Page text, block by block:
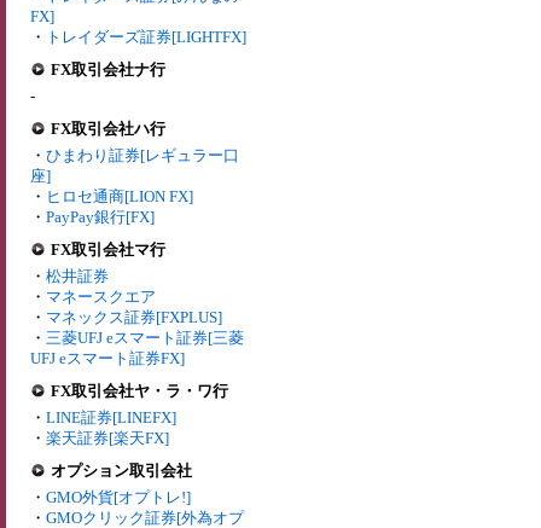
FX]
・ トレイダーズ証券[LIGHTFX]
FX取引会社ナ行
-
FX取引会社ハ行
・ ひまわり証券[レギュラー口
座]
・ ヒロセ通商[LION FX]
・ PayPay銀行[FX]
FX取引会社マ行
・ 松井証券
・ マネースクエア
・ マネックス証券[FXPLUS]
・ 三菱UFJ eスマート証券[三菱
UFJ eスマート証券FX]
FX取引会社ヤ・ラ・ワ行
・ LINE証券[LINEFX]
・ 楽天証券[楽天FX]
オプション取引会社
・ GMO外貨[オプトレ!]
・ GMOクリック証券[外為オプ